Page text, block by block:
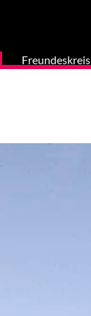
Freundeskreis